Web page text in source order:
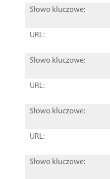
Słowo kluczowe:
URL:
Słowo kluczowe:
URL:
Słowo kluczowe:
URL:
Słowo kluczowe: